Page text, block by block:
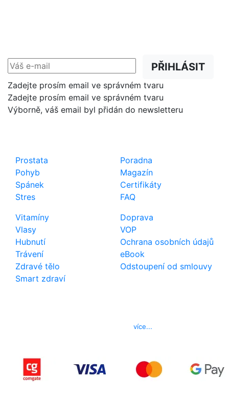
PŘIHLÁSIT
Zadejte prosím email ve správném tvaru
Zadejte prosím email ve správném tvaru
Výborně, váš email byl přidán do newsletteru
Prostata
Pohyb
Spánek
Stres
Vitamíny
Vlasy
Hubnutí
Trávení
Zdravé tělo
Smart zdraví
Poradna
Magazín
Certifikáty
FAQ
Doprava
VOP
Ochrana osobních údajů
eBook
Odstoupení od smlouvy
více...